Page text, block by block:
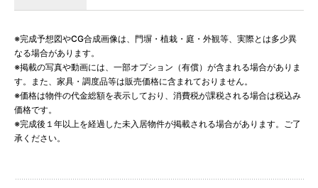
※完成予想図やCG合成画像は、門塀・植栽・庭・外観等、実際とは多少異
なる場合があります。
※掲載の写真や動画には、一部オプション（有償）が含まれる場合がありま
す。また、家具・調度品等は販売価格に含まれておりません。
※価格は物件の代金総額を表示しており、消費税が課税される場合は税込み
価格です。
※完成後１年以上を経過した未入居物件が掲載される場合があります。ご了
承ください。